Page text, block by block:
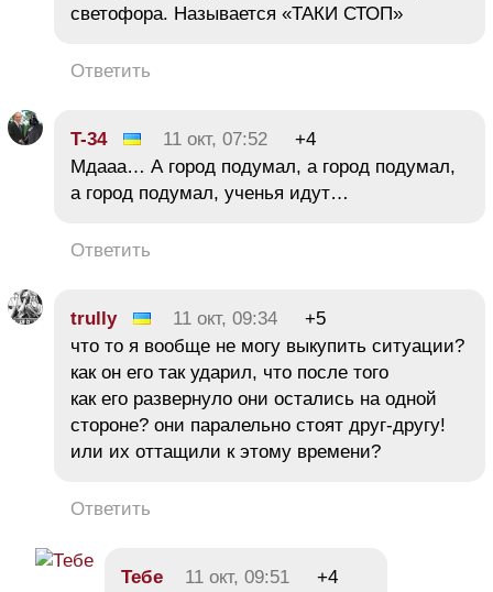
светофора. Называется «ТАКИ СТОП»
Ответить
T-34 11 окт, 07:52
+4
Мдааа… А город подумал, а город подумал,
а город подумал, ученья идут…
Ответить
trully 11 окт, 09:34
+5
что то я вообще не могу выкупить ситуации?
как он его так ударил, что после того
как его развернуло они остались на одной
стороне? они паралельно стоят друг-другу!
или их оттащили к этому времени?
Ответить
Тебе 11 окт, 09:51
+4